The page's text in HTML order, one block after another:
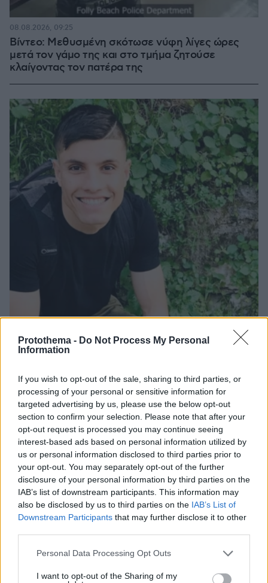
Protothema - Do Not Process My Personal
Information
If you wish to opt-out of the sale, sharing to third parties, or
processing of your personal or sensitive information for
targeted advertising by us, please use the below opt-out
section to confirm your selection. Please note that after your
opt-out request is processed you may continue seeing
interest-based ads based on personal information utilized by
us or personal information disclosed to third parties prior to
your opt-out. You may separately opt-out of the further
disclosure of your personal information by third parties on the
IAB’s list of downstream participants. This information may
also be disclosed by us to third parties on the IAB’s List of
Downstream Participants that may further disclose it to other
Please note that this website/app uses one or more Google
not limited to your visit or usage behaviour. You may click to
Personal Data Processing Opt Outs
I want to opt-out of the Sharing of my
Βίντεο: Μεθυσμένη σκότωσε νύφη λίγες ώρες
μετά τον γάμο της και στο τμήμα ζητούσε
κλαίγοντας τον πατέρα της
08.08.2026, 09:25
Από τη Μόρια στον γάμο, τη ΜΚΟ και την
κατηγορία για φόνο: Η σκοτεινή διαδρομή του
26χρονου Αφγανού που σκότωσε τη Βρετανίδα
στην Κυψέλη
Εντοπίστηκε η «Αράχνη» του Άσαντ:
Πώς ένα ξεχασμένο σημειωματάριο
οδήγησε στα ίχνη του διαβόητου
αρχικατασκόπου
08.08.2026, 10:56
Βρέθηκε σορός σε σπηλιά κοντά στο
Λυκαβηττό